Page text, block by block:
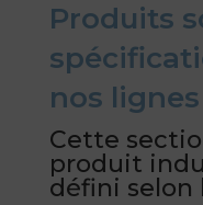
Produits
nos
Cette
produit
défini selon